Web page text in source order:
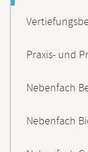
Praxis- und
Nebenfach
Nebenfach